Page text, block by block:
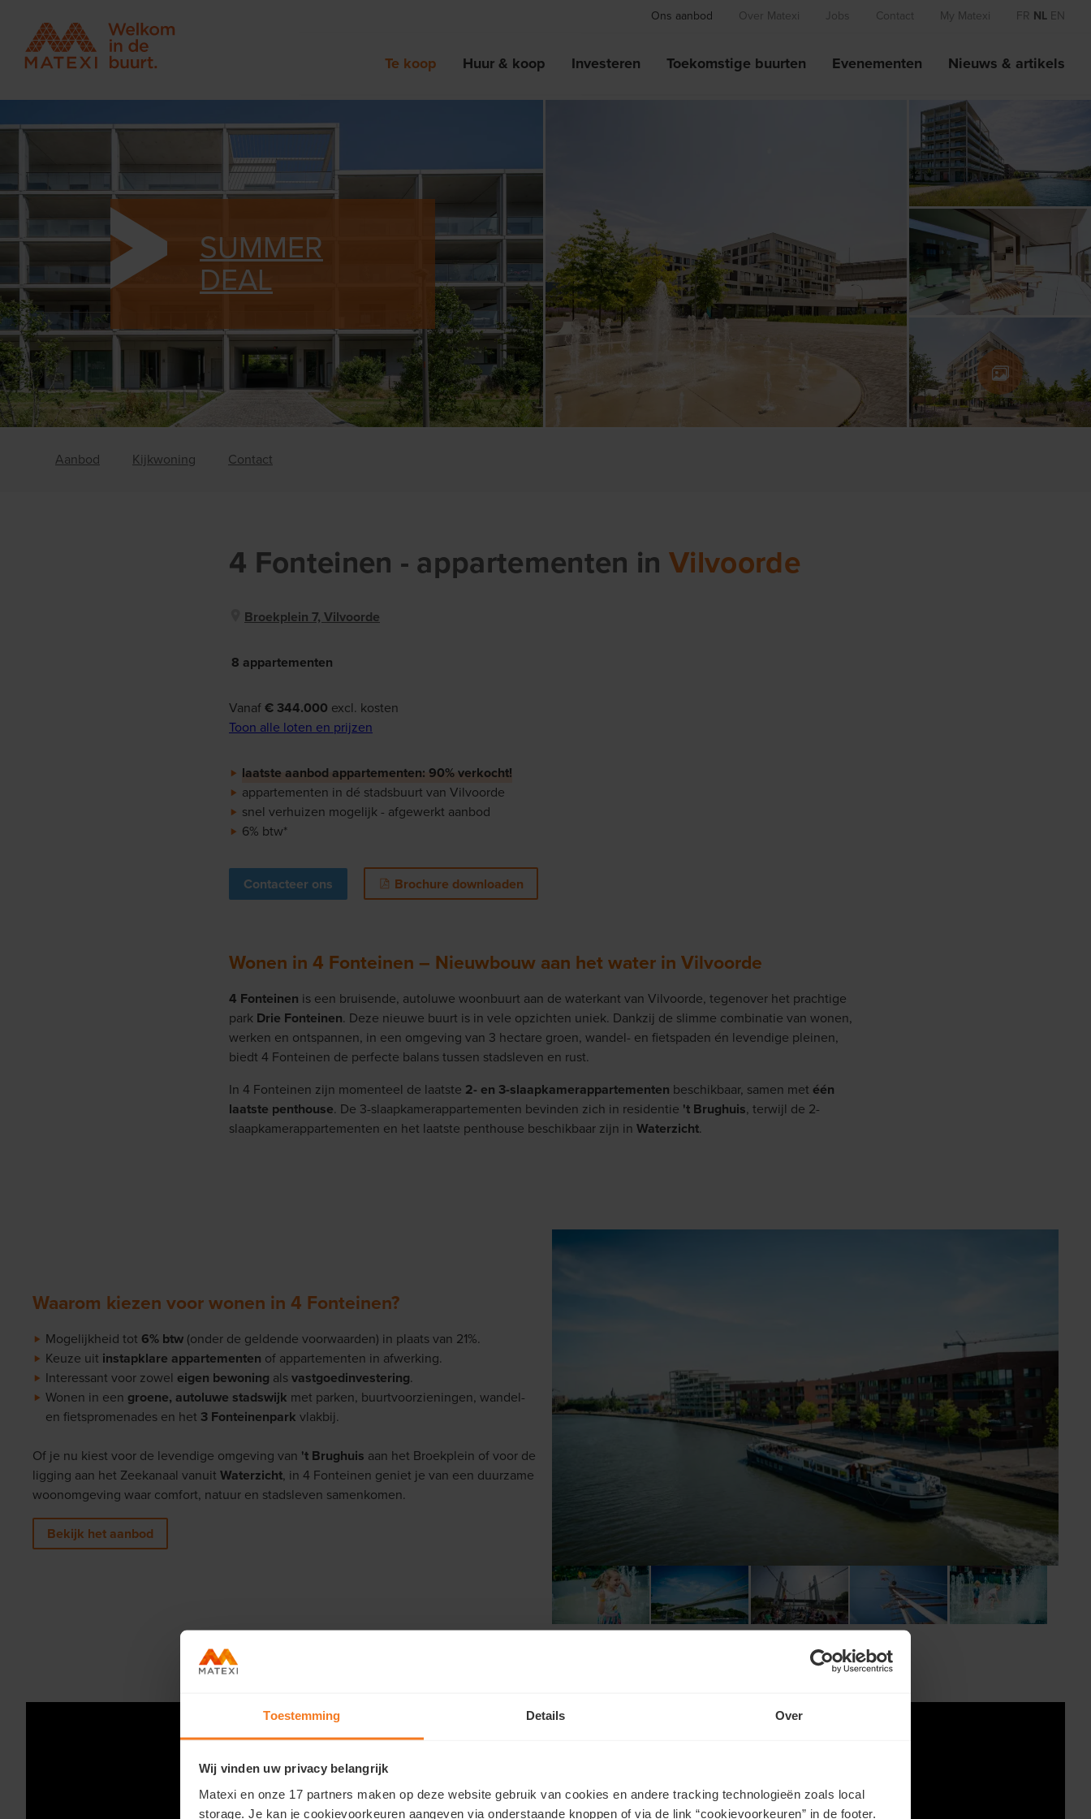
Toestemming Details Over
Wij vinden uw privacy belangrijk
Matexi en onze 17 partners maken op deze website gebruik van cookies en andere tracking technologieën zoals local
storage. Je kan je cookievoorkeuren aangeven via onderstaande knoppen of via de link “cookievoorkeuren” in de footer.
Ons aanbod Over Matexi Jobs Contact My Matexi FR NL EN
Te koop Huur & koop Investeren Toekomstige buurten Evenementen Nieuws & artikels
SUMMER
DEAL
Aanbod Kijkwoning Contact
4 Fonteinen - appartementen in Vilvoorde
Broekplein 7, Vilvoorde
8 appartementen
Vanaf€ 344.000 excl. kosten
Toon alle loten en prijzen
laatste aanbod appartementen: 90% verkocht!
appartementen in dé stadsbuurt van Vilvoorde
snel verhuizen mogelijk - afgewerkt aanbod
6% btw*
Contacteer ons Brochure downloaden
Wonen in 4 Fonteinen – Nieuwbouw aan het water in Vilvoorde
4 Fonteinen is een bruisende, autoluwe woonbuurt aan de waterkant van Vilvoorde, tegenover het prachtige
park Drie Fonteinen. Deze nieuwe buurt is in vele opzichten uniek. Dankzij de slimme combinatie van wonen,
werken en ontspannen, in een omgeving van 3 hectare groen, wandel- en fietspaden én levendige pleinen,
biedt 4 Fonteinen de perfecte balans tussen stadsleven en rust.
In 4 Fonteinen zijn momenteel de laatste 2- en 3-slaapkamerappartementen beschikbaar, samen met één
laatste penthouse. De 3-slaapkamerappartementen bevinden zich in residentie 't Brughuis, terwijl de 2-
slaapkamerappartementen en het laatste penthouse beschikbaar zijn in Waterzicht.
Waarom kiezen voor wonen in 4 Fonteinen?
Mogelijkheid tot 6% btw (onder de geldende voorwaarden) in plaats van 21%.
Keuze uit instapklare appartementen of appartementen in afwerking.
Interessant voor zowel eigen bewoning alsvastgoedinvestering.
Wonen in een groene, autoluwe stadswijk met parken, buurtvoorzieningen, wandel-
en fietspromenades en het 3 Fonteinenpark vlakbij.
Of je nu kiest voor de levendige omgeving van 't Brughuis aan het Broekplein of voor de
ligging aan het Zeekanaal vanuit Waterzicht, in 4 Fonteinen geniet je van een duurzame
woonomgeving waar comfort, natuur en stadsleven samenkomen.
Bekijk het aanbod